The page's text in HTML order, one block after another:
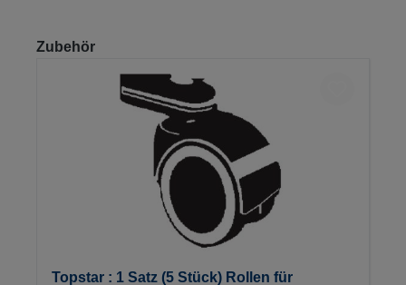
Produktgalerie überspringen
Zubehör
Topstar : 1 Satz (5 Stück) Rollen für